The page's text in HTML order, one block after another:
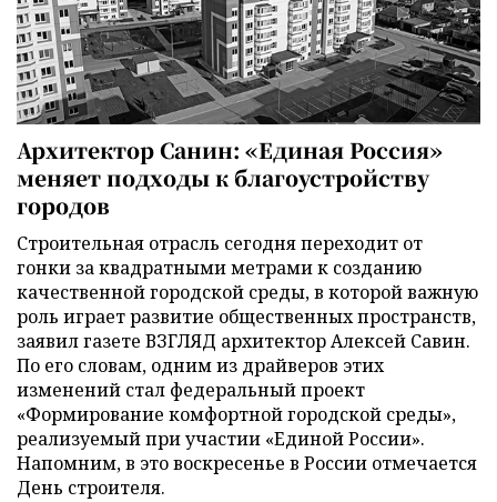
Архитектор Санин: «Единая Россия»
меняет подходы к благоустройству
городов
Строительная отрасль сегодня переходит от
гонки за квадратными метрами к созданию
качественной городской среды, в которой важную
роль играет развитие общественных пространств,
заявил газете ВЗГЛЯД архитектор Алексей Савин.
По его словам, одним из драйверов этих
изменений стал федеральный проект
«Формирование комфортной городской среды»,
реализуемый при участии «Единой России».
Напомним, в это воскресенье в России отмечается
День строителя.